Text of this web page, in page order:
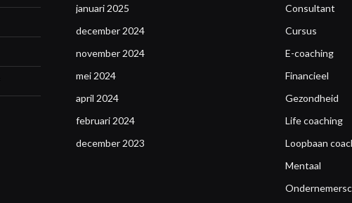
januari 2025
december 2024
november 2024
mei 2024
april 2024
februari 2024
december 2023
Consultant
Cursus
E-coaching
Financieel
Gezondheid
Life coaching
Loopbaan
Mentaal